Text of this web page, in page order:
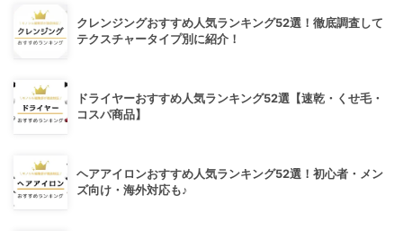
クレンジングおすすめ人気ランキング52選！徹底調査して
テクスチャータイプ別に紹介！
ドライヤーおすすめ人気ランキング52選【速乾・くせ毛・
コスパ商品】
ヘアアイロンおすすめ人気ランキング52選！初心者・メン
ズ向け・海外対応も♪